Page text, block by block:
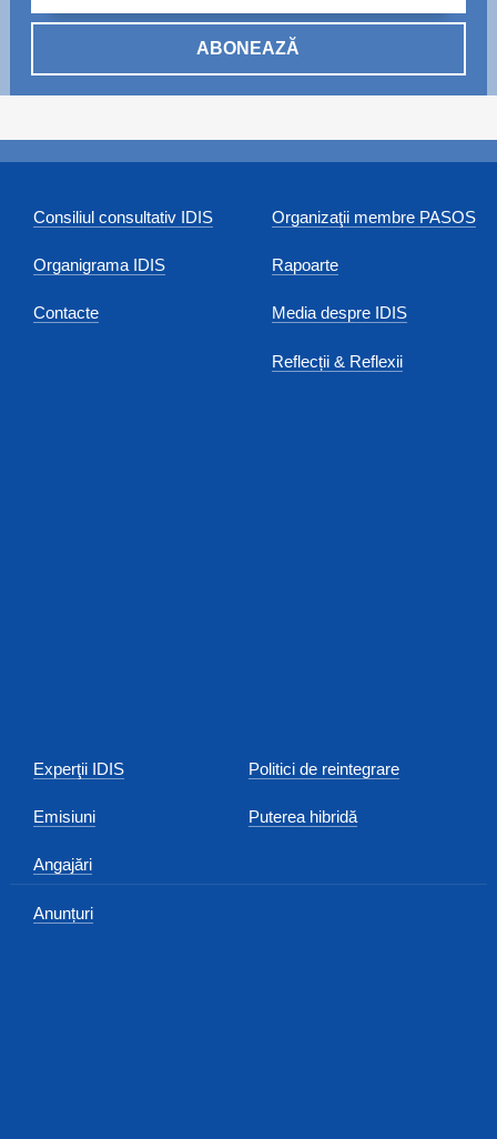
ABONEAZĂ
Consiliul consultativ IDIS
Organigrama IDIS
Contacte
Organizaţii membre PASOS
Rapoarte
Media despre IDIS
Reflecții & Reflexii
Experţii IDIS
Emisiuni
Angajări
Anunțuri
Politici de reintegrare
Puterea hibridă